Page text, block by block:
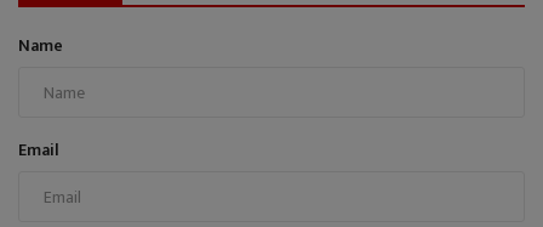
Name
Email